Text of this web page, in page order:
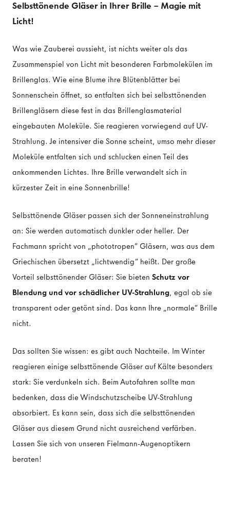
Selbsttönende Gläser in Ihrer Brille – Magie mit
Licht!
Was wie Zauberei aussieht, ist nichts weiter als das
Zusammenspiel von Licht mit besonderen Farbmolekülen im
Brillenglas. Wie eine Blume ihre Blütenblätter bei
Sonnenschein öffnet, so entfalten sich bei selbsttönenden
Brillengläsern diese fest in das Brillenglasmaterial
eingebauten Moleküle. Sie reagieren vorwiegend auf UV-
Strahlung. Je intensiver die Sonne scheint, umso mehr dieser
Moleküle entfalten sich und schlucken einen Teil des
ankommenden Lichtes. Ihre Brille verwandelt sich in
kürzester Zeit in eine Sonnenbrille!
Selbsttönende Gläser passen sich der Sonneneinstrahlung
an: Sie werden automatisch dunkler oder heller. Der
Fachmann spricht von „phototropen“ Gläsern, was aus dem
Griechischen übersetzt „lichtwendig“ heißt. Der große
Vorteil selbsttönender Gläser: Sie bieten Schutz vor
Blendung und vor schädlicher UV-Strahlung, egal ob sie
transparent oder getönt sind. Das kann Ihre „normale“ Brille
nicht.
Das sollten Sie wissen: es gibt auch Nachteile. Im Winter
reagieren einige selbsttönende Gläser auf Kälte besonders
stark: Sie verdunkeln sich. Beim Autofahren sollte man
bedenken, dass die Windschutzscheibe UV-Strahlung
absorbiert. Es kann sein, dass sich die selbsttönenden
Gläser aus diesem Grund nicht ausreichend verfärben.
Lassen Sie sich von unseren Fielmann-Augenoptikern
beraten!